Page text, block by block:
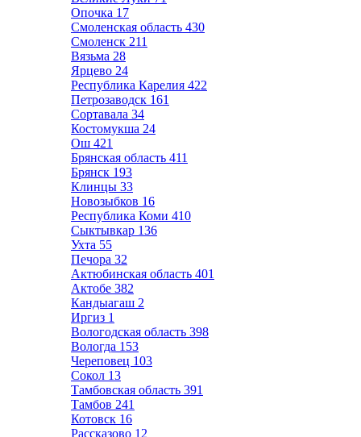
Опочка 17
Смоленская область 430
Смоленск 211
Вязьма 28
Ярцево 24
Республика Карелия 422
Петрозаводск 161
Сортавала 34
Костомукша 24
Ош 421
Брянская область 411
Брянск 193
Клинцы 33
Новозыбков 16
Республика Коми 410
Сыктывкар 136
Ухта 55
Печора 32
Актюбинская область 401
Актобе 382
Кандыагаш 2
Иргиз 1
Вологодская область 398
Вологда 153
Череповец 103
Сокол 13
Тамбовская область 391
Тамбов 241
Котовск 16
Рассказово 12